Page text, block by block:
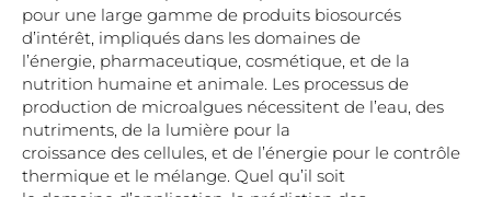
pour une large gamme de produits biosourcés
d’intérêt, impliqués dans les domaines de
l’énergie, pharmaceutique, cosmétique, et de la
nutrition humaine et animale. Les processus de
production de microalgues nécessitent de l’eau, des
nutriments, de la lumière pour la
croissance des cellules, et de l’énergie pour le contrôle
thermique et le mélange. Quel qu’il soit